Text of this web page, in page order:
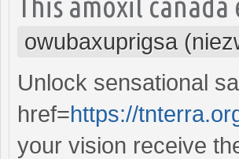
owubaxuprigsa
Unlock sensational
href=https://
your vision receive